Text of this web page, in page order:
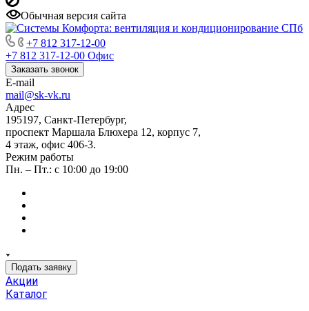
Обычная версия сайта
+7 812 317-12-00
+7 812 317-12-00 Офис
Заказать звонок
E-mail
mail@sk-vk.ru
Адрес
195197, Санкт-Петербург,
проспект Маршала Блюхера 12, корпус 7,
4 этаж, офис 406-3.
Режим работы
Пн. – Пт.: с 10:00 до 19:00
Подать заявку
Акции
Каталог